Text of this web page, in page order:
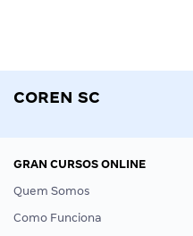
COREN SC
GRAN CURSOS ONLINE
Quem Somos
Como Funciona